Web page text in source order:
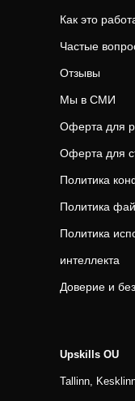
Как это
Частые
Отзывы
Мы в СМИ
Оферта для
Оферта для
Политика
Политика
Политика
интеллекта
Доверие и
Upskills OU
Tallinn,